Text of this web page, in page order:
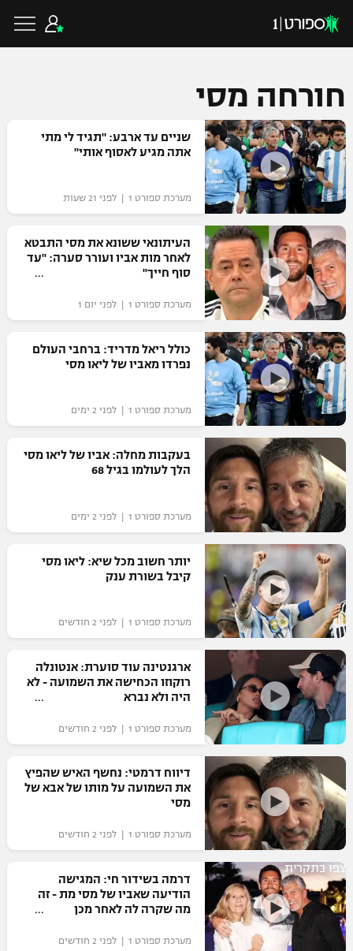
VOD
רץ ברשת
תוצאות
לוח שידורים
ברחבה
"מעל הליגה" – פודקאסט
"מחצית בשכונה" – פודקאסט
משתתפים וזוכים בפרסים
תקנון משתתפים וזוכים בפרסים
תקנון עבור פעילות אלקטרה
תקנון עבור פעילות ספורט 1 – "מרלן"
טניס
גיימינג E-Sports
תנאי שימוש
כדורגל ישראלי
ליגת העל
גביע הטוטו
ליגיונרים
גביע המדינה
נבחרת ישראל
מכבי חיפה
בית"ר ירושלים
מכבי תל אביב
הפועל תל אביב
הפועל חיפה
הפועל באר שבע
מכבי נתניה
בני יהודה
כדורגל עולמי
ליגת האלופות
ליגה אירופית
ליגה אנגלית
ליגה גרמנית
ליגה ספרדית
ליגה איטלקית
ליגה צרפתית
ליגה הולנדית
ליגה סינית
ליגה ברזילאית
ליגות נוספות
כדורסל ישראלי
ליגת ווינר סל
ליגה לאומית
כדורסל נשים
מכבי תל אביב
הפועל חולון
הפועל ירושלים
דני אבדיה
כדורסל עולמי
NBA
יורוליג
יורוקאפ
ענפים נוספים
טניס
כדוריד
כדורעף
שחייה
ג'ודו
אגרוף
ספורט אולימפי
UFC
היאבקות WWE
אופניים
ספורט מוטורי
כדורמים
פוטבול אמריקאי NFL
בייסבול MLB
ספורט אתגרי ואקסטרים
חורחה מסי
שניים עד ארבע: "תגיד לי מתי
אתה מגיע לאסוף אותי"
מערכת ספורט 1 | לפני 21 שעות
העיתונאי ששונא את מסי התבטא
לאחר מות אביו ועורר סערה: "עד
סוף חייך"
מערכת ספורט 1 | לפני יום 1
כולל ריאל מדריד: ברחבי העולם
נפרדו מאביו של ליאו מסי
מערכת ספורט 1 | לפני 2 ימים
בעקבות מחלה: אביו של ליאו מסי
הלך לעולמו בגיל 68
מערכת ספורט 1 | לפני 2 ימים
יותר חשוב מכל שיא: ליאו מסי
קיבל בשורת ענק
מערכת ספורט 1 | לפני 2 חודשים
ארגנטינה עוד סוערת: אנטונלה
רוקוזו הכחישה את השמועה - לא
היה ולא נברא
מערכת ספורט 1 | לפני 2 חודשים
דיווח דרמטי: נחשף האיש שהפיץ
את השמועה על מותו של אבא של
מסי
מערכת ספורט 1 | לפני 2 חודשים
צפו בתקרית
דרמה בשידור חי: המגישה
הודיעה שאביו של מסי מת - זה
מה שקרה לה לאחר מכן
מערכת ספורט 1 | לפני 2 חודשים